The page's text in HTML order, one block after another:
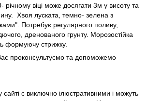
віці може досягати 3м у висоту та
Хвоя луската, темно- зелена з
Потребує регулярного поливу,
дренованого грунту. Морозостійка
формуючу стрижку.
проконсультуємо та допоможемо
є виключно ілюстративними і можуть